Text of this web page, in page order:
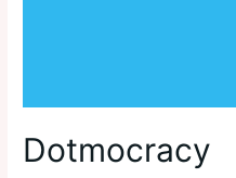
Dotmocracy